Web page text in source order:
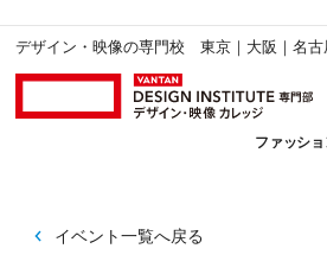
デザイン・映像の専門校 東京｜大阪｜名古
ファッショ
イベント一覧へ戻る